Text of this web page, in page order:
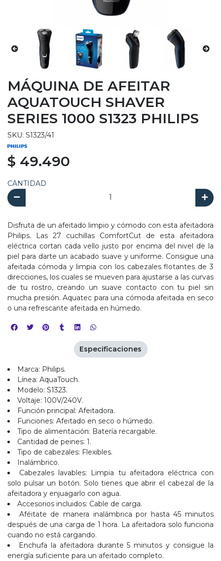
MÁQUINA DE AFEITAR
AQUATOUCH SHAVER
SERIES 1000 S1323 PHILIPS
SKU: S1323/41
$ 49.490
CANTIDAD
Disfruta de un afeitado limpio y cómodo con esta afeitadora
Philips. Las 27 cuchillas ComfortCut de esta afeitadora
eléctrica cortan cada vello justo por encima del nivel de la
piel para darte un acabado suave y uniforme. Consigue una
afeitada cómoda y limpia con los cabezales flotantes de 3
direcciones, los cuales se mueven para ajustarse a las curvas
de tu rostro, creando un suave contacto con tu piel sin
mucha presión. Aquatec para una cómoda afeitada en seco
o una refrescante afeitada en húmedo.
Marca: Philips.
Línea: AquaTouch.
Modelo: S1323.
Voltaje: 100V/240V.
Función principal: Afeitadora.
Funciones: Afeitado en seco o húmedo.
Tipo de alimentación: Batería recargable.
Cantidad de peines: 1.
Tipo de cabezales: Flexibles.
Inalámbrico.
Cabezales lavables: Limpia tu afeitadora eléctrica con
solo pulsar un botón. Solo tienes que abrir el cabezal de la
afeitadora y enjuagarlo con agua.
Accesorios incluidos: Cable de carga.
Aféitate de manera inalámbrica por hasta 45 minutos
después de una carga de 1 hora. La afeitadora solo funciona
cuando no está cargando.
Enchufa la afeitadora durante 5 minutos y consigue la
energía suficiente para un afeitado completo.
Especificaciones